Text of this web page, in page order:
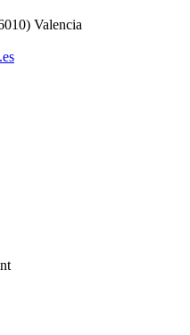
Valencia